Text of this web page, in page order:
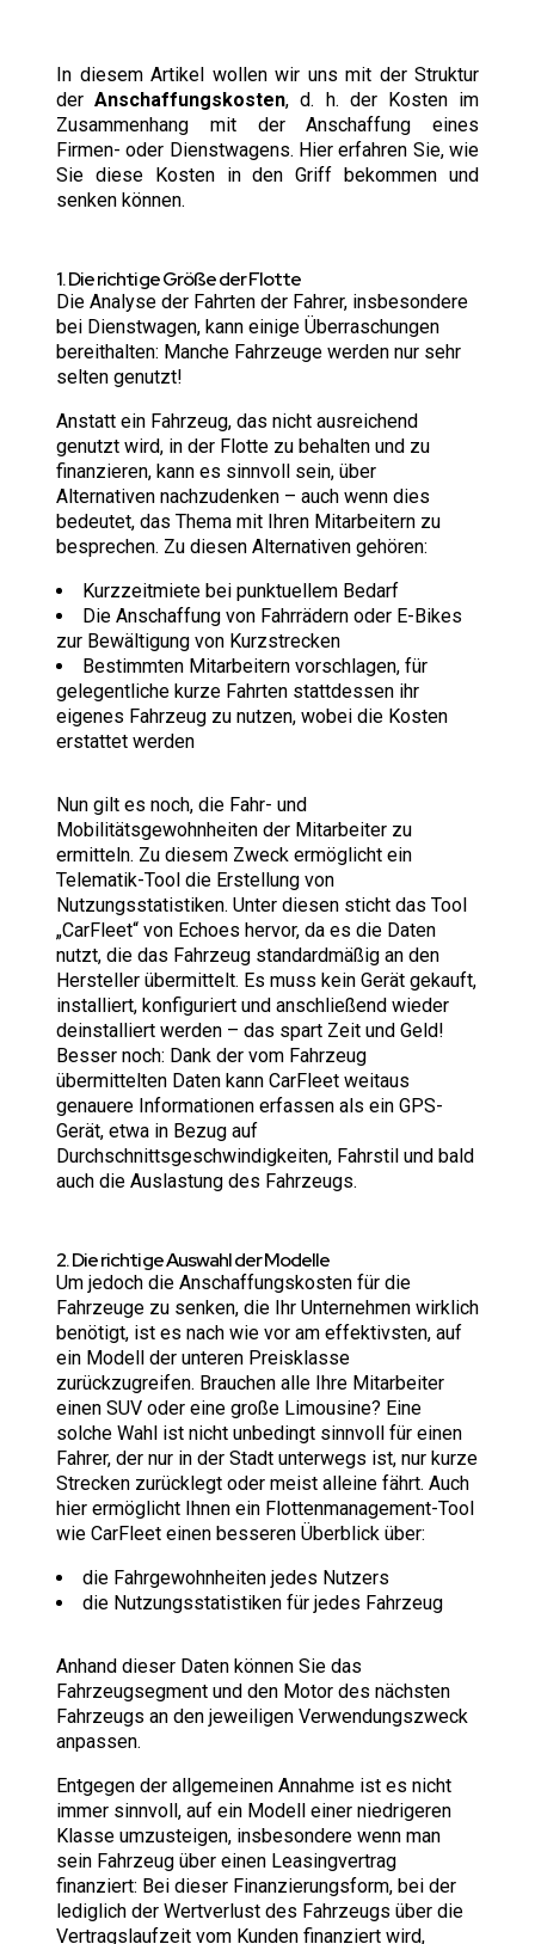
In diesem Artikel wollen wir uns mit der Struktur
derAnschaffungskosten, d. h. der Kosten im
Zusammenhang mit der Anschaffung eines
Firmen- oder Dienstwagens. Hier erfahren Sie, wie
Sie diese Kosten in den Griff bekommen und
senken können.
1. Die richtige Größe der Flotte
Die Analyse der Fahrten der Fahrer, insbesondere
bei Dienstwagen, kann einige Überraschungen
bereithalten: Manche Fahrzeuge werden nur sehr
selten genutzt!
Anstatt ein Fahrzeug, das nicht ausreichend
genutzt wird, in der Flotte zu behalten und zu
finanzieren, kann es sinnvoll sein, über
Alternativen nachzudenken – auch wenn dies
bedeutet, das Thema mit Ihren Mitarbeitern zu
besprechen. Zu diesen Alternativen gehören:
Kurzzeitmiete bei punktuellem Bedarf
Die Anschaffung von Fahrrädern oder E-Bikes
zur Bewältigung von Kurzstrecken
Bestimmten Mitarbeitern vorschlagen, für
gelegentliche kurze Fahrten stattdessen ihr
eigenes Fahrzeug zu nutzen, wobei die Kosten
erstattet werden
Nun gilt es noch, die Fahr- und
Mobilitätsgewohnheiten der Mitarbeiter zu
ermitteln. Zu diesem Zweck ermöglicht ein
Telematik-Tool die Erstellung von
Nutzungsstatistiken. Unter diesen sticht das Tool
„CarFleet“ von Echoes hervor, da es die Daten
nutzt, die das Fahrzeug standardmäßig an den
Hersteller übermittelt. Es muss kein Gerät gekauft,
installiert, konfiguriert und anschließend wieder
deinstalliert werden – das spart Zeit und Geld!
Besser noch: Dank der vom Fahrzeug
übermittelten Daten kann CarFleet weitaus
genauere Informationen erfassen als ein GPS-
Gerät, etwa in Bezug auf
Durchschnittsgeschwindigkeiten, Fahrstil und bald
auch die Auslastung des Fahrzeugs.
2. Die richtige Auswahl der Modelle
Um jedoch die Anschaffungskosten für die
Fahrzeuge zu senken, die Ihr Unternehmen wirklich
benötigt, ist es nach wie vor am effektivsten, auf
ein Modell der unteren Preisklasse
zurückzugreifen. Brauchen alle Ihre Mitarbeiter
einen SUV oder eine große Limousine? Eine
solche Wahl ist nicht unbedingt sinnvoll für einen
Fahrer, der nur in der Stadt unterwegs ist, nur kurze
Strecken zurücklegt oder meist alleine fährt. Auch
hier ermöglicht Ihnen ein Flottenmanagement-Tool
wie CarFleet einen besseren Überblick über:
die Fahrgewohnheiten jedes Nutzers
die Nutzungsstatistiken für jedes Fahrzeug
Anhand dieser Daten können Sie das
Fahrzeugsegment und den Motor des nächsten
Fahrzeugs an den jeweiligen Verwendungszweck
anpassen.
Entgegen der allgemeinen Annahme ist es nicht
immer sinnvoll, auf ein Modell einer niedrigeren
Klasse umzusteigen, insbesondere wenn man
sein Fahrzeug über einen Leasingvertrag
finanziert: Bei dieser Finanzierungsform, bei der
lediglich der Wertverlust des Fahrzeugs über die
Vertragslaufzeit vom Kunden finanziert wird,